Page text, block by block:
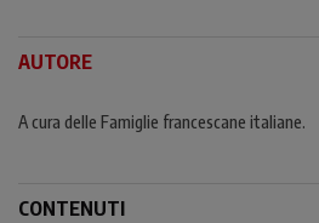
AUTORE
A cura delle Famiglie francescane italiane.
CONTENUTI